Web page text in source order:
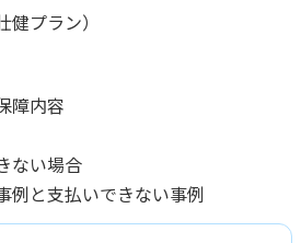
プラン）
障内容
ない場合
例と支払いできない事例